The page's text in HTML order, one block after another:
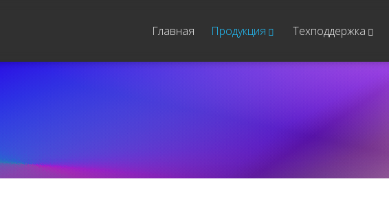
Главная Продукция Техподдержка